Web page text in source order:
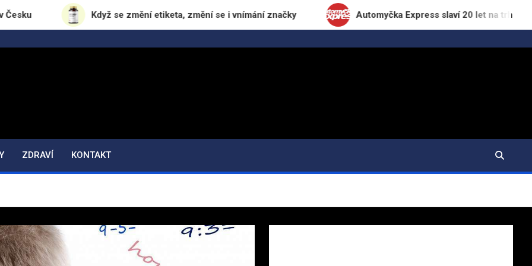
Když se změní etiketa, změní se i vnímání značky Automyčka Express slaví 20 let na trhu novou
ZDRAVÍ KONTAKT